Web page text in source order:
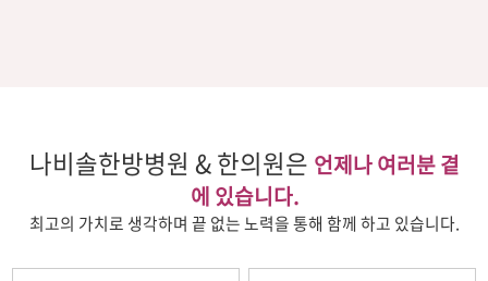
나비솔한방병원 & 한의원은 언제나 여러분 곁
에 있습니다.
최고의 가치로 생각하며 끝 없는 노력을 통해 함께 하고 있습니다.